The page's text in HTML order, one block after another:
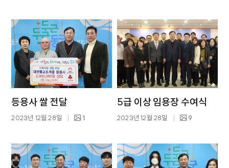
등용사 쌀 전달
2023년 12월 28일 1
5급 이상 임용장 수여식
2023년 12월 28일 9